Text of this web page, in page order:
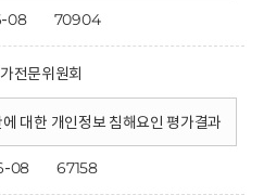
08 70904
전문위원회
대한 개인정보 침해요인 평가결과
08 67158